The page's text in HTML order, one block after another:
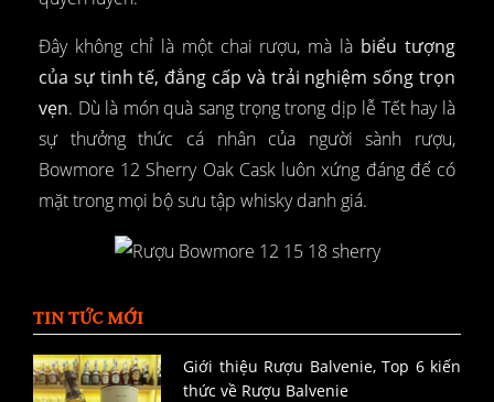
Đây không chỉ là một chai rượu, mà là biểu tượng
của sự tinh tế, đẳng cấp và trải nghiệm sống trọn
vẹn. Dù là món quà sang trọng trong dịp lễ Tết hay là
sự thưởng thức cá nhân của người sành rượu,
Bowmore 12 Sherry Oak Cask luôn xứng đáng để có
mặt trong mọi bộ sưu tập whisky danh giá.
TIN TỨC MỚI
Giới thiệu Rượu Balvenie, Top 6 kiến
thức về Rượu Balvenie